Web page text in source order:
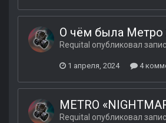
О чём была Метро
Requital опубликовал
1 апреля, 2024 4
METRO
Requital опубликовал